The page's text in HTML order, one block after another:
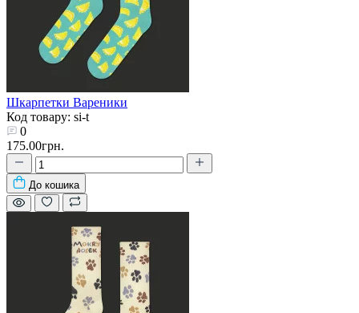
Шкарпетки Вареники
Код товару: si-t
0
175.00грн.
До кошика